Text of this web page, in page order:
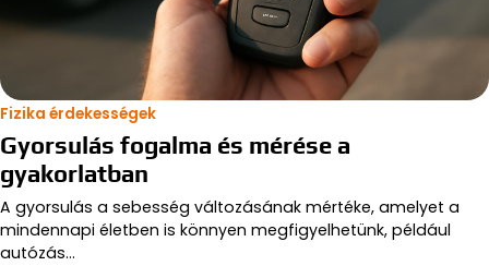
Fizika érdekességek
Gyorsulás fogalma és mérése a
gyakorlatban
A gyorsulás a sebesség változásának mértéke, amelyet a
mindennapi életben is könnyen megfigyelhetünk, például
autózás…